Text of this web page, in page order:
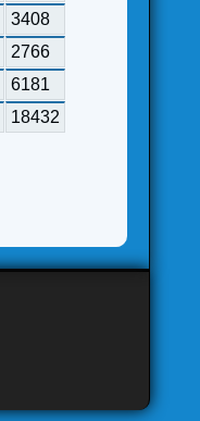
3408
2766
6181
18432